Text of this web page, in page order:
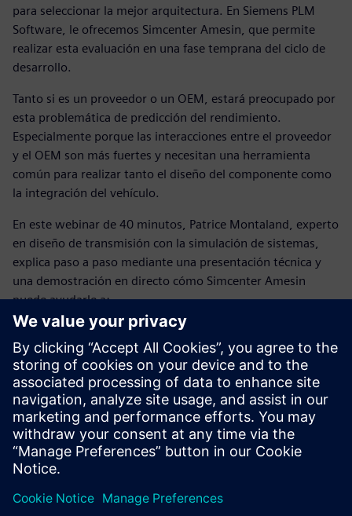
para seleccionar la mejor arquitectura. En Siemens PLM
Software, le ofrecemos Simcenter Amesin, que permite
realizar esta evaluación en una fase temprana del ciclo de
desarrollo.
Tanto si es un proveedor o un OEM, estará preocupado por
esta problemática de predicción del rendimiento.
Especialmente porque las interacciones entre el proveedor
y el OEM son más fuertes y necesitan una herramienta
común para realizar tanto el diseño del componente como
la integración del vehículo.
En este webinar de 40 minutos, Patrice Montaland, experto
en diseño de transmisión con la simulación de sistemas,
explica paso a paso mediante una presentación técnica y
una demostración en directo cómo Simcenter Amesin
puede ayudarle a:
Calcular el rendimiento de transmisión y las pérdidas
con modelos casi estáticos
Predecir la conducción usando modelos más dinámicos
Tratar vibraciones y ruido con un nivel más alto de
frecuencia
Recopilar el impacto de la electrificación en cualquier
nivel de dominio de frecuencia
Este webinar se realiza en inglés.